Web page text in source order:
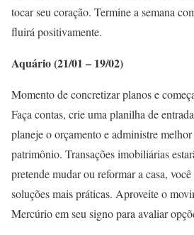
tocar seu coração. Termine a semana
fluirá positivamente.
Aquário (21/01 – 19/02)
Momento de concretizar planos e
Faça contas, crie uma planilha de
planeje o orçamento e administre
patrimônio. Transações imobiliárias
pretende mudar ou reformar a casa,
soluções mais práticas. Aproveite o
Mercúrio em seu signo para avaliar